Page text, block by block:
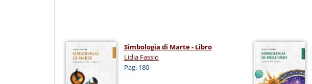
Simbologia di Marte - Libro
Lidia Fassio
Pag. 180